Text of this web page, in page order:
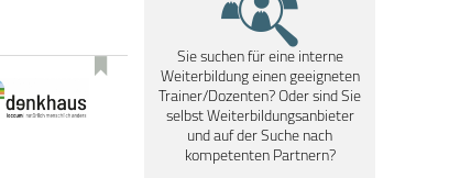
Sie suchen für eine interne
Weiterbildung einen geeigneten
Trainer/Dozenten? Oder sind Sie
selbst Weiterbildungsanbieter
und auf der Suche nach
kompetenten Partnern?